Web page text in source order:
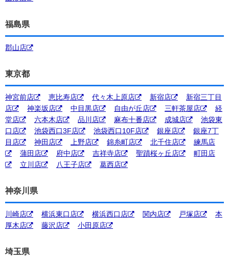
福島県
郡山店
東京都
神宮前店 恵比寿店 代々木上原店 新宿店
新宿三丁目
店
神楽坂店 中目黒店 自由が丘店 三軒茶屋店
経
堂店
六本木店 品川店 麻布十番店 成城店
池袋東
口店
池袋西口3F店 池袋西口10F店 銀座店
銀座7丁
目店
神田店 上野店 錦糸町店 北千住店
練馬店
蒲田店
府中店 吉祥寺店 聖蹟桜ヶ丘店
町田店
立川店
八王子店 葛西店
神奈川県
川崎店 横浜東口店 横浜西口店 関内店 戸塚店
本
厚木店
藤沢店 小田原店
埼玉県